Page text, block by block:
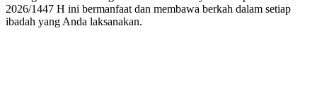
2026/1447 H ini bermanfaat dan membawa berkah dalam setiap
ibadah yang Anda laksanakan.